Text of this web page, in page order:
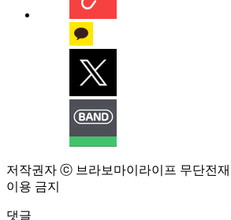
저작권자 ⓒ 브라보마이라이프 무단전
이용 금지
댓글